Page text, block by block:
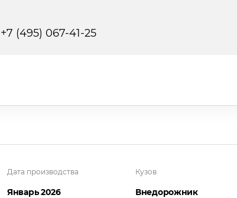
+7 (495) 067-41-25
Дата производства
Январь2026
Кузов
Внедорож­ник